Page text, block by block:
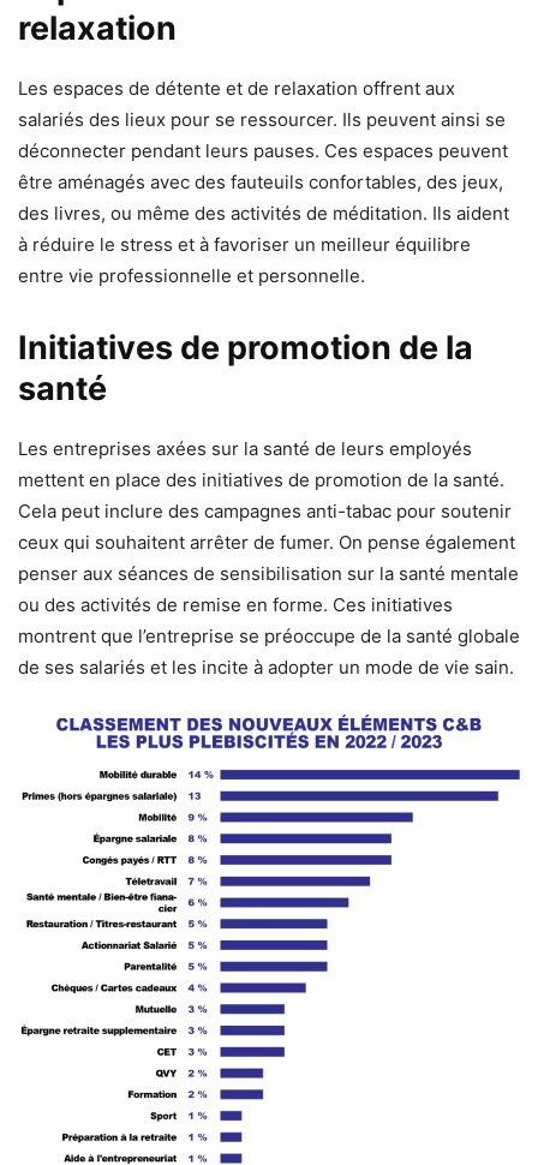
relaxation
Les espaces de détente et de relaxation offrent aux
salariés des lieux pour se ressourcer. Ils peuvent ainsi se
déconnecter pendant leurs pauses. Ces espaces peuvent
être aménagés avec des fauteuils confortables, des jeux,
des livres, ou même des activités de méditation. Ils aident
à réduire le stress et à favoriser un meilleur équilibre
entre vie professionnelle et personnelle.
Initiatives de promotion de la
santé
Les entreprises axées sur la santé de leurs employés
mettent en place des initiatives de promotion de la santé.
Cela peut inclure des campagnes anti-tabac pour soutenir
ceux qui souhaitent arrêter de fumer. On pense également
penser aux séances de sensibilisation sur la santé mentale
ou des activités de remise en forme. Ces initiatives
montrent que l’entreprise se préoccupe de la santé globale
de ses salariés et les incite à adopter un mode de vie sain.